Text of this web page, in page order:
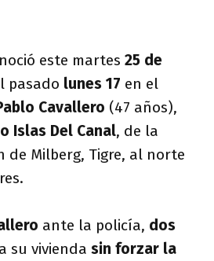
este martes 25 de
pasado lunes 17 en el
Cavallero (47 años),
Islas Del Canal, de la
de Milberg, Tigre, al norte
ante la policía, dos
su vivienda sin forzar la